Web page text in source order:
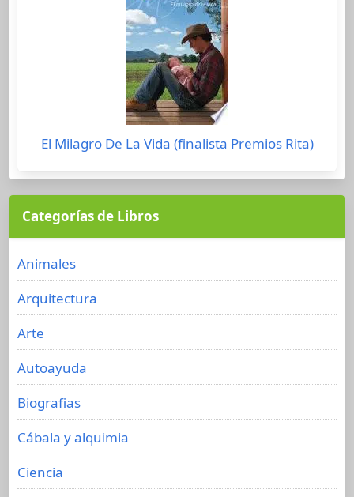
El Milagro De La Vida (finalista Premios Rita)
Categorías de Libros
Animales
Arquitectura
Arte
Autoayuda
Biografias
Cábala y alquimia
Ciencia